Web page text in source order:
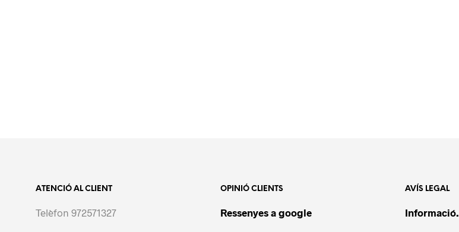
ATENCIÓ AL CLIENT
Telèfon 972571327
OPINIÓ CLIENTS
Ressenyes a google
AVÍS LEGAL
Informació.